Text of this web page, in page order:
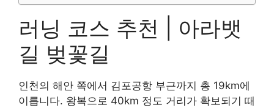
러닝 코스 추천 | 아라뱃
길 벚꽃길
인천의 해안 쪽에서 김포공항 부근까지 총 19km에
이릅니다. 왕복으로 40km 정도 거리가 확보되기 때